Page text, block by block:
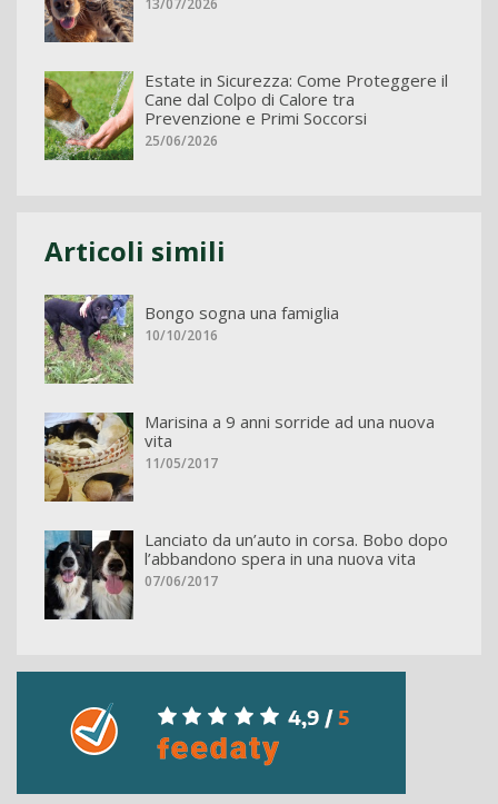
Estate in Sicurezza: Come Proteggere il
Cane dal Colpo di Calore tra
Prevenzione e Primi Soccorsi
25/06/2026
Articoli simili
Bongo sogna una famiglia
10/10/2016
Marisina a 9 anni sorride ad una nuova
vita
11/05/2017
Lanciato da un’auto in corsa. Bobo dopo
l’abbandono spera in una nuova vita
07/06/2017